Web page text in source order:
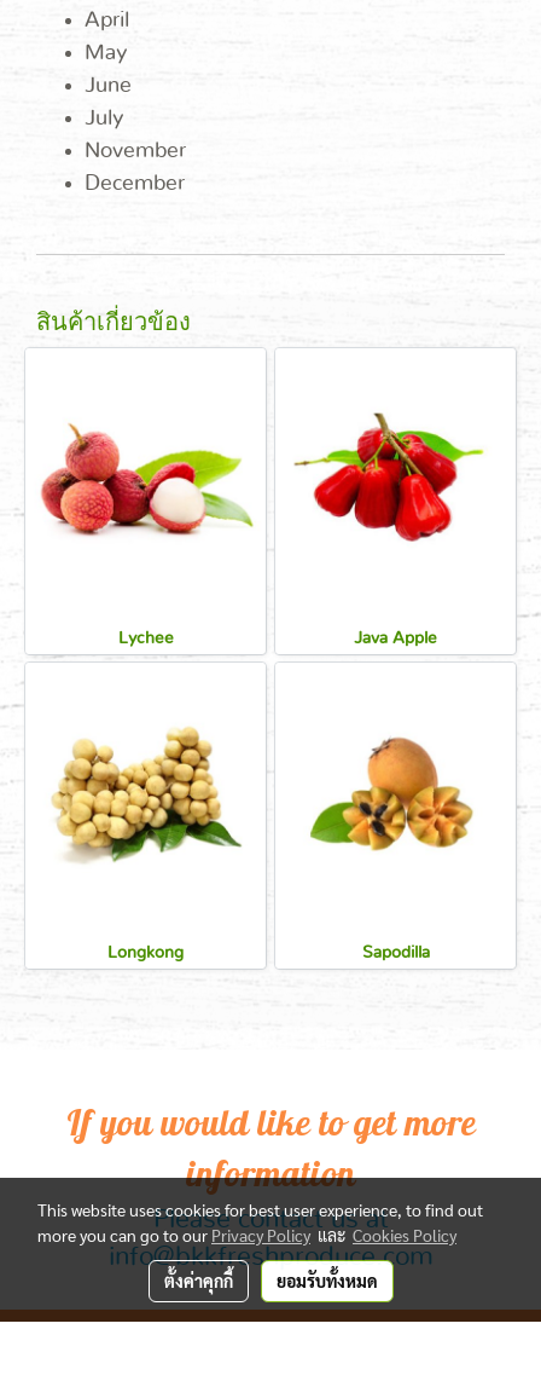
April
May
June
July
November
December
สินค้าเกี่ยวข้อง
Lychee Java Apple
Longkong Sapodilla
If you would like to get more
information
Please contact us at
info@bkkfreshproduce.com
This website uses cookies for best user experience, to find out
more you can go to ourPrivacy PolicyและCookies Policy
ตั้งค่าคุกกี้ ยอมรับทั้งหมด